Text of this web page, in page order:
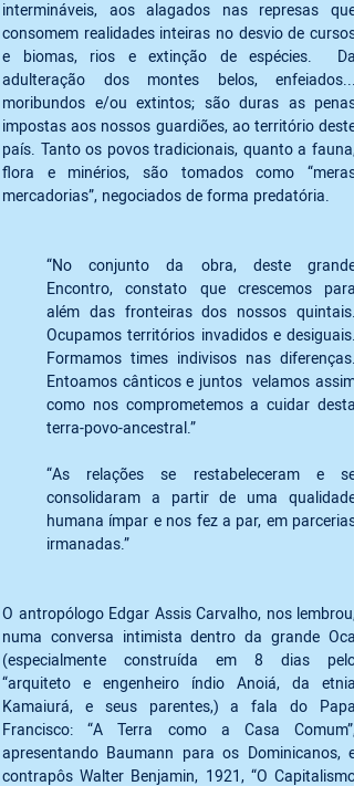
intermináveis, aos alagados nas represas que
consomem realidades inteiras no desvio de cursos
e biomas, rios e extinção de espécies.  Da
adulteração dos montes belos, enfeiados...
moribundos e/ou extintos; são duras as penas
impostas aos nossos guardiões, ao território deste
país. Tanto os povos tradicionais, quanto a fauna,
flora e minérios, são tomados como “meras
mercadorias”, negociados de forma predatória.
“No conjunto da obra, deste grande
Encontro, constato que crescemos para
além das fronteiras dos nossos quintais.
Ocupamos territórios invadidos e desiguais.
Formamos times indivisos nas diferenças.
Entoamos cânticos e juntos  velamos assim
como nos comprometemos a cuidar desta
terra-povo-ancestral.”
“As relações se restabeleceram e se
consolidaram a partir de uma qualidade
humana ímpar e nos fez a par, em parcerias
irmanadas.”
O antropólogo Edgar Assis Carvalho, nos lembrou,
numa conversa intimista dentro da grande Oca
(especialmente construída em 8 dias pelo
“arquiteto e engenheiro índio Anoiá, da etnia
Kamaiurá, e seus parentes,) a fala do Papa
Francisco: “A Terra como a Casa Comum”,
apresentando Baumann para os Dominicanos, e
contrapôs Walter Benjamin, 1921, “O Capitalismo